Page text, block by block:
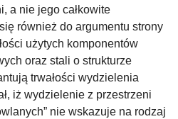
a nie jego całkowite
również do argumentu strony
użytych komponentów
oraz stali o strukturze
trwałości wydzielenia
iż wydzielenie z przestrzeni
nie wskazuje na rodzaj